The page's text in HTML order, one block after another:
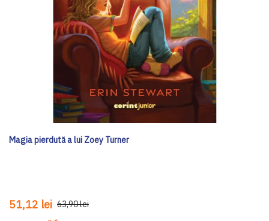
Magia pierdută a lui Zoey Turner
51,12 lei 63,90 lei